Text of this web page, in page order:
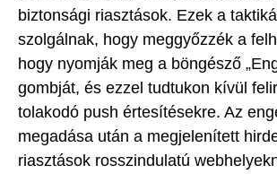
biztonsági riasztások. Ezek a
szolgálnak, hogy meggyőzzék a
hogy nyomják meg a böngésző
gombját, és ezzel tudtukon kívül
tolakodó push értesítésekre. Az
megadása után a megjelenített
riasztások rosszindulatú